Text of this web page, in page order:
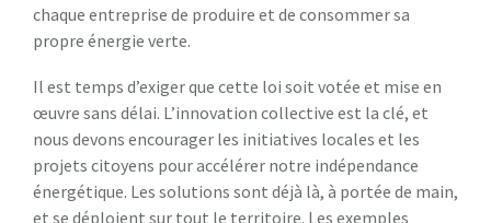
chaque entreprise de produire et de consommer sa
propre énergie verte.
Il est temps d’exiger que cette loi soit votée et mise en
œuvre sans délai. L’innovation collective est la clé, et
nous devons encourager les initiatives locales et les
projets citoyens pour accélérer notre indépendance
énergétique. Les solutions sont déjà là, à portée de main,
et se déploient sur tout le territoire. Les exemples